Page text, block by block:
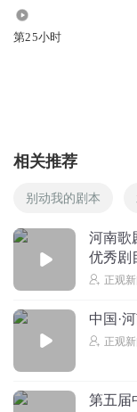
第25小时
相关推荐
别动我的剧本
河南歌
优秀剧
正观
中国·
正观
第五届